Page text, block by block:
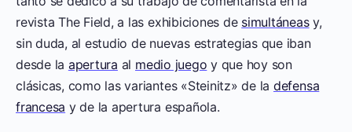
revista The Field, a las exhibiciones de simultáneasy,
sin duda, al estudio de nuevas estrategias que iban
desde la apertura al medio juego y que hoy son
clásicas, como las variantes «Steinitz» de la defensa
francesa y de la apertura española.